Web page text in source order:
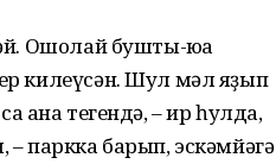
Ошолай бушты-юҡҡа
килеүсән. Шул мәл яҙып
ана тегендә, – ир һулда,
– паркка барып, эскәмйәгә